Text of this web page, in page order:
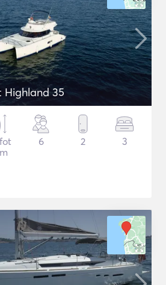
Highland 35
6 2 3